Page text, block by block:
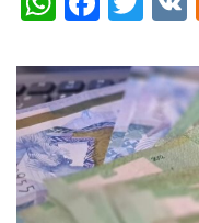
at
s
A
p
p
c
e
b
o
o
tt
er